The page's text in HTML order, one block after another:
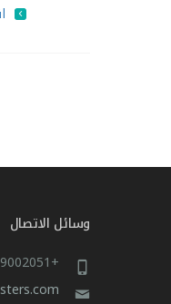
وسائل الاتصال
+201009002051